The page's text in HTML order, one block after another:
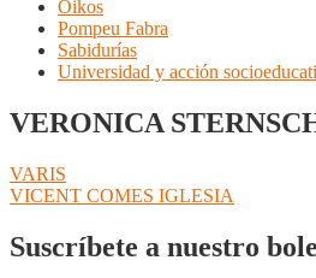
Oikos
Pompeu Fabra
Sabidurías
Universidad y acción
VERONICA
Navegación
de
entradas
Anterior:
VARIS
Siguiente:
VICENT COMES IGLESIA
Suscríbete a nuestro